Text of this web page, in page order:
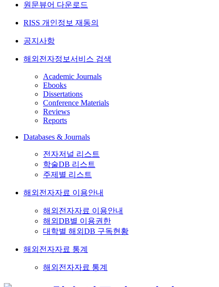
원문뷰어 다운로드
RISS 개인정보 재동의
공지사항
해외전자정보서비스 검색
Academic Journals
Ebooks
Dissertations
Conference Materials
Reviews
Reports
Databases & Journals
전자저널 리스트
학술DB 리스트
주제별 리스트
해외전자자료 이용안내
해외전자자료 이용안내
해외DB별 이용권한
대학별 해외DB 구독현황
해외전자자료 통계
해외전자자료 통계